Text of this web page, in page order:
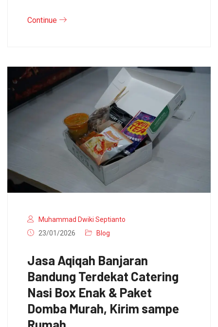
Continue
Muhammad Dwiki Septianto
23/01/2026
Blog
Jasa Aqiqah Banjaran
Bandung Terdekat Catering
Nasi Box Enak & Paket
Domba Murah, Kirim sampe